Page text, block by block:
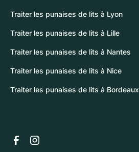
Traiter les punaises de lits à Lyon
Traiter les punaises de lits à Lille
Traiter les punaises de lits à Nantes
Traiter les punaises de lits à Nice
Traiter les punaises de lits à Bordeaux